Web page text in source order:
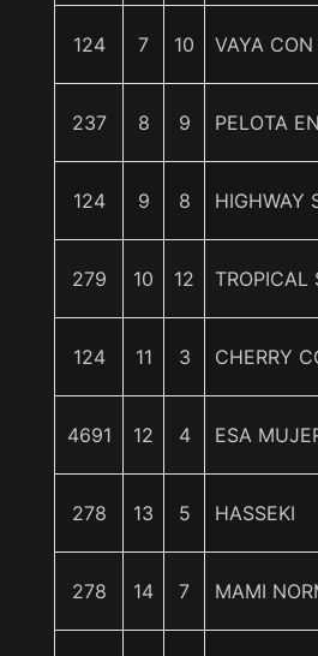
124 7 10 VAYA CON
237 8 9 PELOTA
124 9 8 HIGHWAY
279 10 12 TROPICAL
124 11 3 CHERRY
4691 12 4 ESA
278 13 5 HASSEKI
278 14 7 MAMI